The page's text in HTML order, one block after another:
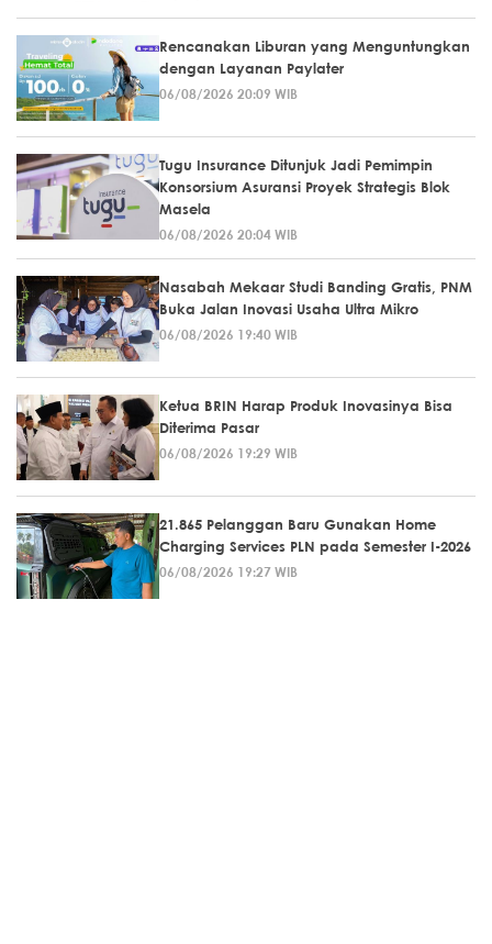
Rencanakan Liburan yang Menguntungkan
dengan Layanan Paylater
06/08/2026 20:09 WIB
Tugu Insurance Ditunjuk Jadi Pemimpin
Konsorsium Asuransi Proyek Strategis Blok
Masela
06/08/2026 20:04 WIB
Nasabah Mekaar Studi Banding Gratis, PNM
Buka Jalan Inovasi Usaha Ultra Mikro
06/08/2026 19:40 WIB
Ketua BRIN Harap Produk Inovasinya Bisa
Diterima Pasar
06/08/2026 19:29 WIB
21.865 Pelanggan Baru Gunakan Home
Charging Services PLN pada Semester I-2026
06/08/2026 19:27 WIB